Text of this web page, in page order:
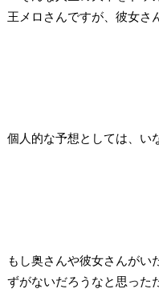
王メロさんですが、彼女さ
個人的な予想としては、い
もし奥さんや彼女さんがい
ずがないだろうなと 思った